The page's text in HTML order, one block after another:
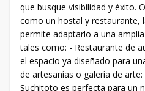
que busque visibilidad y éxito.
como un hostal y restaurante,
permite adaptarlo a una
tales como: - Restaurante de
el espacio ya diseñado para
de artesanías o galería de
Suchitoto es perfecta para un